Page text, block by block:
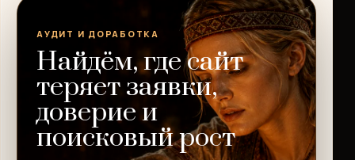
АУДИТ И ДОРАБОТКА
Найдём, где сайт
теряет заявки,
доверие и
поисковый рост